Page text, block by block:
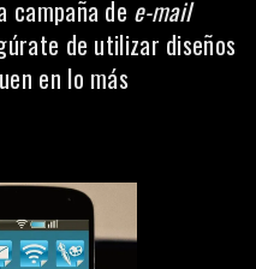
campaña de e-mail
de utilizar diseños
en lo más